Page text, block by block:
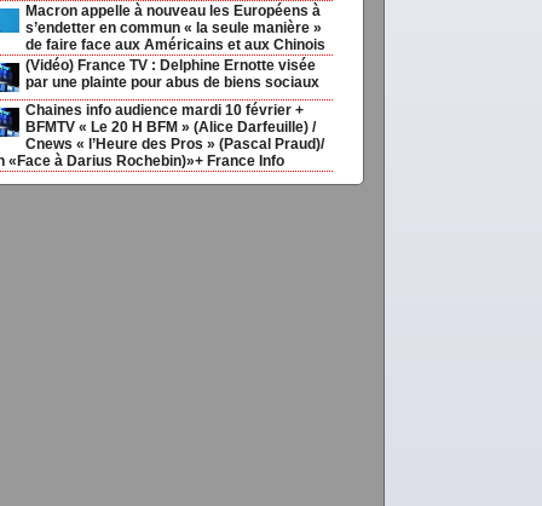
Macron appelle à nouveau les Européens à
s’endetter en commun « la seule manière »
de faire face aux Américains et aux Chinois
(Vidéo) France TV : Delphine Ernotte visée
par une plainte pour abus de biens sociaux
Chaines info audience mardi 10 février +
BFMTV « Le 20 H BFM » (Alice Darfeuille) /
Cnews « l’Heure des Pros » (Pascal Praud)/
«Face à Darius Rochebin)»+ France Info